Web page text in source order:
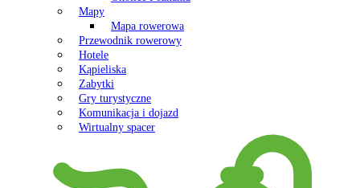
Mapy
Mapa rowerowa
Przewodnik rowerowy
Hotele
Kąpieliska
Zabytki
Gry turystyczne
Komunikacja i dojazd
Wirtualny spacer